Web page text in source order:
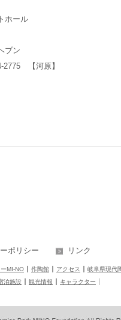
ホール
ブン
2775 【河原】
ポリシー リンク
MI-NO 作陶館 アクセス
岐阜県現代
泊施設 観光情報 キャラクター